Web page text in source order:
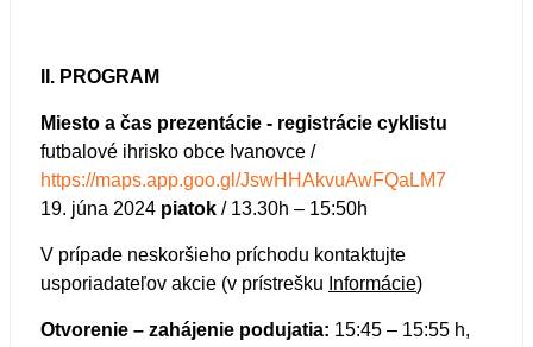
II. PROGRAM
Miesto a čas prezentácie - registrácie cyklistu
futbalové ihrisko obce Ivanovce /
https://maps.app.goo.gl/JswHHAkvuAwFQaLM7
19. júna 2024 piatok / 13.30h – 15:50h
V prípade neskoršieho príchodu kontaktujte
usporiadateľov akcie (v prístrešku Informácie)
Otvorenie – zahájenie podujatia: 15:45 – 15:55 h,